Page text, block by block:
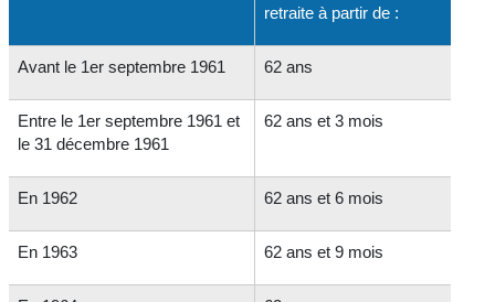
retraite à partir de :
Avant le 1er septembre 1961 62 ans
Entre le 1er septembre 1961 et
le 31 décembre 1961
62 ans et 3 mois
En 1962 62 ans et 6 mois
En 1963 62 ans et 9 mois